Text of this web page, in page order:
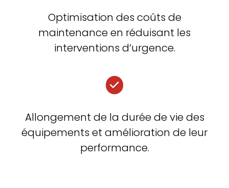
Optimisation des coûts de
maintenance en réduisant les
interventions d’urgence.
Allongement de la durée de vie des
équipements et amélioration de leur
performance.